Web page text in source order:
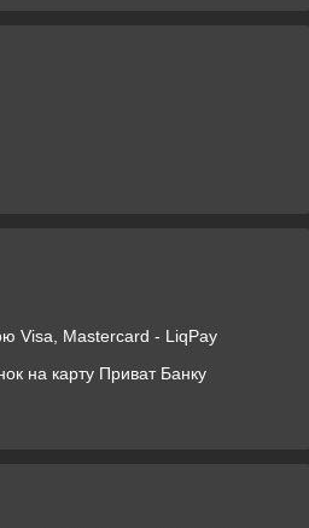
Visa, Mastercard - LiqPay
на карту Приват Банку